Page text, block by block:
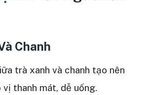
Chanh
trà xanh và chanh tạo nên
thanh mát, dễ uống.